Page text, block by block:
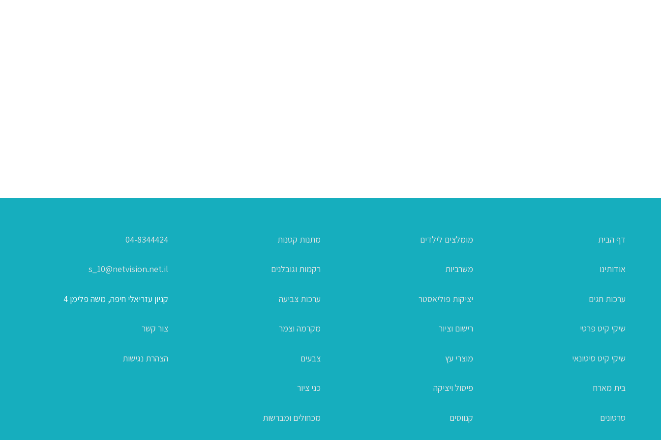
דף הבית
אודותינו
ערכות חגים
שיקי קיט פרטי
שיקי קיט סיטונאי
בית מארח
סרטונים
מומלצים לילדים
משרביות
יציקות פוליאסטר
רישום וציור
מוצרי עץ
פיסול ויציקה
קנווסים
מתנות קטנות
רקמות וגובלנים
ערכות צביעה
מקרמה וצמר
צבעים
כני ציור
מכחולים ומברשות
04-8344424
s_10@netvision.net.il
קניון עזריאלי חיפה, משה פלימן 4
צור קשר
הצהרת נגישות